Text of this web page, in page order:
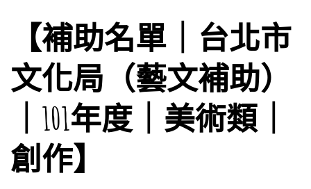
【補助名單｜台北市
文化局（藝文補助）
｜101年度｜美術類｜
創作】